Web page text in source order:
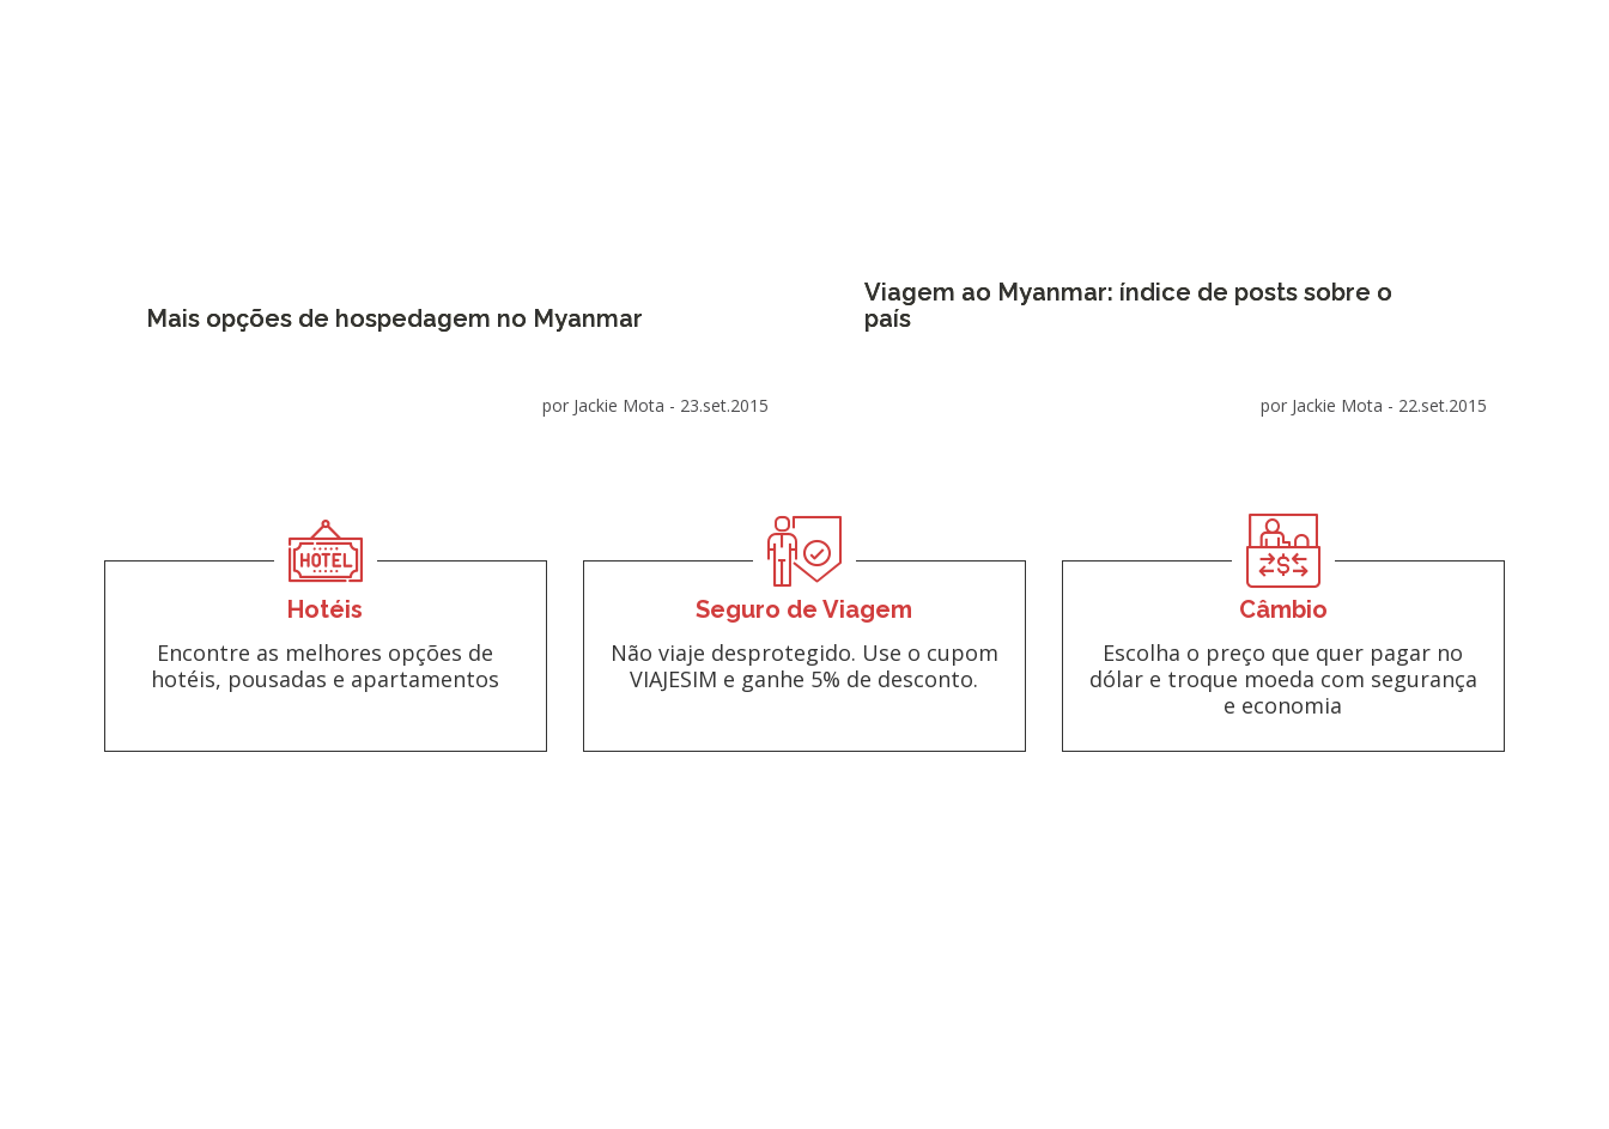
Mais opções de hospedagem no Myanmar
por Jackie Mota - 23.set.2015
Viagem ao Myanmar: índice de posts sobre o
país
por Jackie Mota - 22.set.2015
Hotéis
Encontre as melhores opções de
hotéis, pousadas e apartamentos
Seguro de Viagem
Não viaje desprotegido. Use o cupom
VIAJESIM e ganhe 5% de desconto.
Câmbio
Escolha o preço que quer pagar no
dólar e troque moeda com segurança
e economia